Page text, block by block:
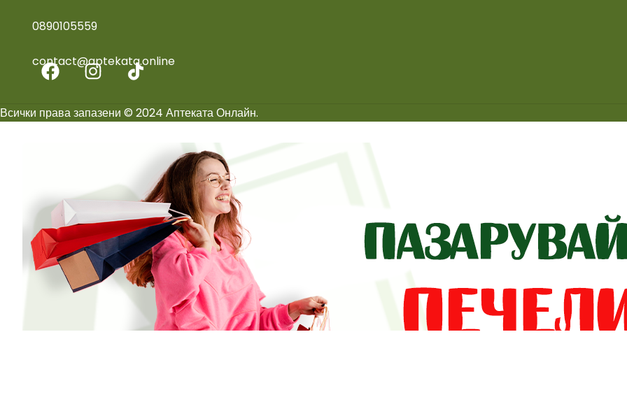
0890105559
contact@aptekata.online
Всички права запазени © 2024 Аптеката Онлайн.